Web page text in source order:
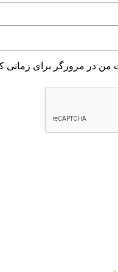
من در مرورگر برای زمانی